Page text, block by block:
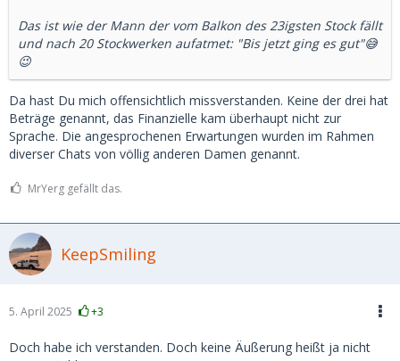
Das ist wie der Mann der vom Balkon des 23igsten Stock fällt
und nach 20 Stockwerken aufatmet: "Bis jetzt ging es gut"😅
😉
Da hast Du mich offensichtlich missverstanden. Keine der drei hat
Beträge genannt, das Finanzielle kam überhaupt nicht zur
Sprache. Die angesprochenen Erwartungen wurden im Rahmen
diverser Chats von völlig anderen Damen genannt.
MrYerg gefällt das.
KeepSmiling
5. April 2025 +3
Doch habe ich verstanden. Doch keine Äußerung heißt ja nicht